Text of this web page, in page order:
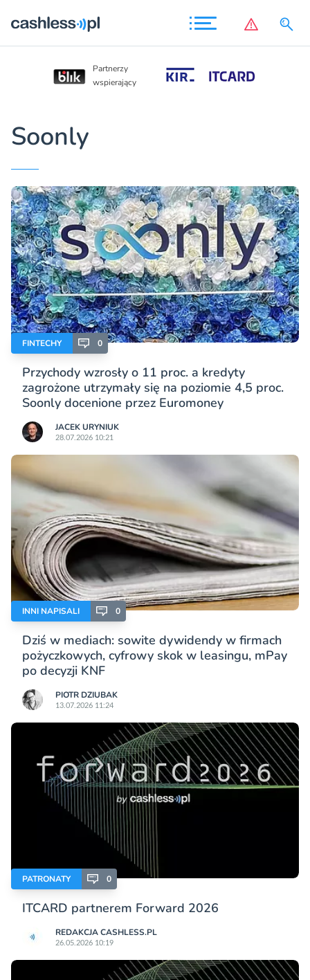
Partnerzy
wspierający
Soonly
FINTECHY 0
Przychody wzrosły o 11 proc. a kredyty
zagrożone utrzymały się na poziomie 4,5 proc.
Soonly docenione przez Euromoney
JACEK URYNIUK
28.07.2026 10:21
INNI NAPISALI 0
Dziś w mediach: sowite dywidendy w firmach
pożyczkowych, cyfrowy skok w leasingu, mPay
po decyzji KNF
PIOTR DZIUBAK
13.07.2026 11:24
PATRONATY 0
ITCARD partnerem Forward 2026
REDAKCJA CASHLESS.PL
26.05.2026 10:19